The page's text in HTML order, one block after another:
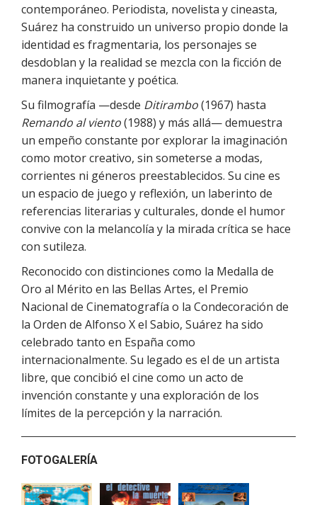
contemporáneo. Periodista, novelista y cineasta,
Suárez ha construido un universo propio donde la
identidad es fragmentaria, los personajes se
desdoblan y la realidad se mezcla con la ficción de
manera inquietante y poética.
Su filmografía —desde Ditirambo(1967) hasta
Remando al viento(1988) y más allá— demuestra
un empeño constante por explorar la imaginación
como motor creativo, sin someterse a modas,
corrientes ni géneros preestablecidos. Su cine es
un espacio de juego y reflexión, un laberinto de
referencias literarias y culturales, donde el humor
convive con la melancolía y la mirada crítica se hace
con sutileza.
Reconocido con distinciones como la Medalla de
Oro al Mérito en las Bellas Artes, el Premio
Nacional de Cinematografía o la Condecoración de
la Orden de Alfonso X el Sabio, Suárez ha sido
celebrado tanto en España como
internacionalmente. Su legado es el de un artista
libre, que concibió el cine como un acto de
invención constante y una exploración de los
límites de la percepción y la narración.
FOTOGALERÍA